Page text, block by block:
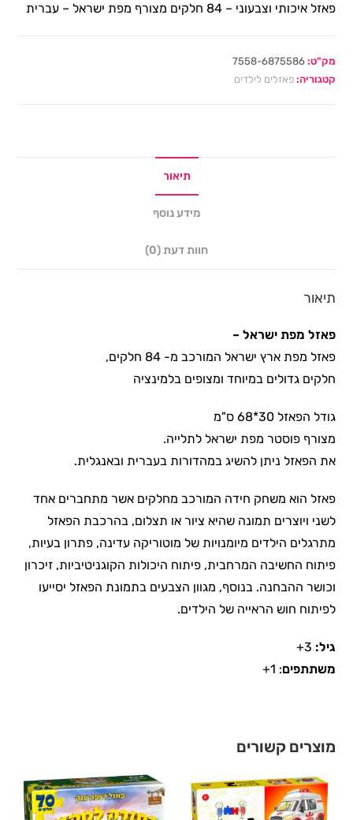
פאזל איכותי וצבעוני – 84 חלקים מצורף מפת ישראל – עברית
מק"ט:7558-6875586
קטגוריה:פאזלים לילדים
תיאור
מידע נוסף
חוות דעת (0)
תיאור
פאזל מפת ישראל –
פאזל מפת ארץ ישראל המורכב מ- 84 חלקים,
חלקים גדולים במיוחד ומצופים בלמינציה
גודל הפאזל 30*68 ס"מ
מצורף פוסטר מפת ישראל לתלייה.
את הפאזל ניתן להשיג במהדורות בעברית ובאנגלית.
פאזל הוא משחק חידה המורכב מחלקים אשר מתחברים אחד
לשני ויוצרים תמונה שהיא ציור או תצלום, בהרכבת הפאזל
מתרגלים הילדים מיומנויות של מוטוריקה עדינה, פתרון בעיות,
פיתוח החשיבה המרחבית, פיתוח היכולות הקוגניטיביות, זיכרון
וכושר ההבחנה. בנוסף, מגוון הצבעים בתמונת הפאזל יסייעו
לפיתוח חוש הראייה של הילדים.
גיל: 3+
משתתפים: 1+
מוצרים קשורים